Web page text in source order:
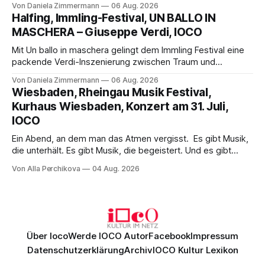
Aufführung mit starken Solisten und den Wiener
Philharmonikern, szenisch bleibt der zweite Akt jedoch
hinter den Erwartungen zurück.
Von Daniela Zimmermann 06 Aug. 2026
Halfing, Immling-Festival, UN BALLO IN
MASCHERA – Giuseppe Verdi, IOCO
Mit Un ballo in maschera gelingt dem Immling Festival eine
packende Verdi-Inszenierung zwischen Traum und
psychologische Tiefe mit starken Bildern, getragen von
einem spielfreudigen Ensemble und einer musikalisch
überzeugenden Gesamtleistung.
Von Daniela Zimmermann 06 Aug. 2026
Wiesbaden, Rheingau Musik Festival,
Kurhaus Wiesbaden, Konzert am 31. Juli,
IOCO
Ein Abend, an dem man das Atmen vergisst. Es gibt Musik,
die unterhält. Es gibt Musik, die begeistert. Und es gibt
Genau so war der Abend im Kurhaus Wiesbaden, an dem
Von Alla Perchikova 04 Aug. 2026
Über IocoWerde IOCO AutorFacebookImpressum
DatenschutzerklärungArchivIOCO Kultur Lexikon